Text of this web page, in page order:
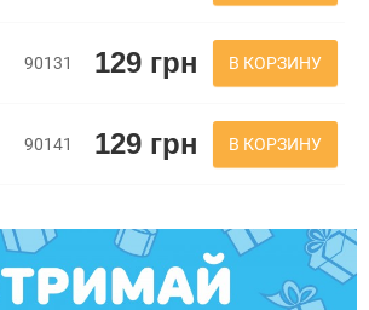
90131 129 грн В КОРЗИНУ
90141 129 грн В КОРЗИНУ